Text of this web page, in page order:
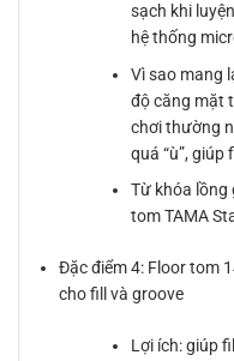
sạch khi
hệ thống
Vì sao mang
độ căng mặt
chơi thường
quá “ù”, giúp
Từ khóa lồng
tom TAMA
Đặc điểm 4: Floor tom
cho fill và groove
Lợi ích: giúp